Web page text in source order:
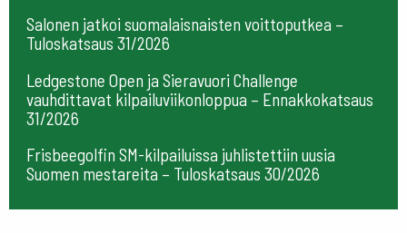
Salonen jatkoi suomalaisnaisten voittoputkea –
Tuloskatsaus 31/2026
Ledgestone Open ja Sieravuori Challenge
vauhdittavat kilpailuviikonloppua – Ennakkokatsaus
31/2026
Frisbeegolfin SM-kilpailuissa juhlistettiin uusia
Suomen mestareita – Tuloskatsaus 30/2026